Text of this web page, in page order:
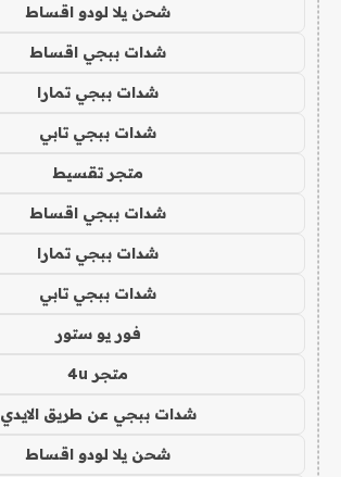
شحن يلا لودو اقساط
شدات ببجي اقساط
شدات ببجي تمارا
شدات ببجي تابي
متجر تقسيط
شدات ببجي اقساط
شدات ببجي تمارا
شدات ببجي تابي
فور يو ستور
متجر 4u
شدات ببجي عن طريق الايدي
شحن يلا لودو اقساط